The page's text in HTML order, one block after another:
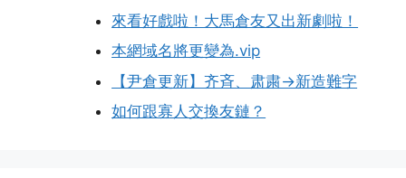
來看好戲啦！大馬倉友又出新劇啦！
本網域名將更變為.vip
【尹倉更新】齐斉、肃粛→新造難字
如何跟寡人交換友鏈？